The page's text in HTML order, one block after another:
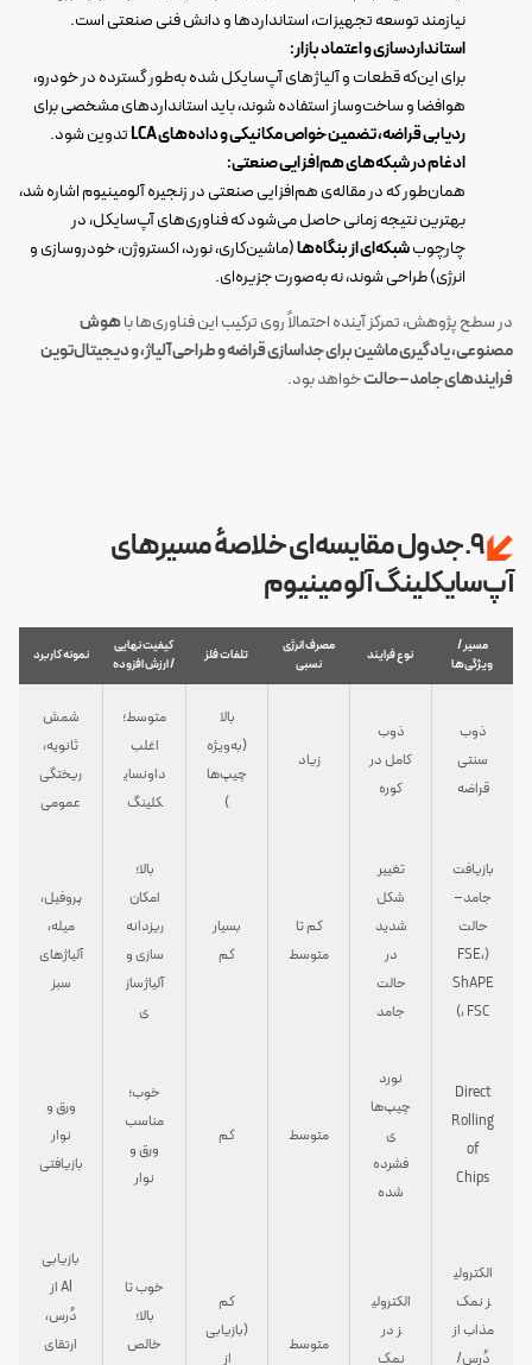
نیازمند توسعه تجهیزات، استانداردها و دانش فنی صنعتی است.
استانداردسازی و اعتماد بازار:
برای این‌که قطعات و آلیاژهای آپ‌سایکل شده به‌طور گسترده در خودرو،
هوافضا و ساخت‌وساز استفاده شوند، باید استانداردهای مشخصی برای
ردیابی قراضه، تضمین خواص مکانیکی و داده‌های LCA
تدوین شود.
ادغام در شبکه‌های هم‌افزایی صنعتی:
همان‌طور که در مقاله‌ی هم‌افزایی صنعتی در زنجیره آلومینیوم اشاره شد،
بهترین نتیجه زمانی حاصل می‌شود که فناوری‌های آپ‌سایکل، در
چارچوبشبکه‌ای از بنگاه‌ها(ماشین‌کاری، نورد، اکستروژن، خودروسازی و
انرژی) طراحی شوند، نه به‌صورت جزیره‌ای.
در سطح پژوهش، تمرکز آینده احتمالاً روی ترکیب این فناوری‌ها باهوش
مصنوعی، یادگیری ماشین برای جداسازی قراضه و طراحی آلیاژ، و دیجیتال‌توین
فرایندهای جامد–حالتخواهد بود.
9.جدول مقایسه‌ای خلاصهٔ مسیرهای
آپ‌سایکلینگ آلومینیوم
مسیر /
ویژگی‌ها
نوع فرایند
مصرف انرژی
نسبی
تلفات فلز
کیفیت نهایی
/ ارزش افزوده
نمونه کاربرد
ذوب
سنتی
قراضه
ذوب
کامل در
کوره
زیاد
بالا
(به‌ویژه
چیپ‌ها
)
متوسط؛
اغلب
داونسای
کلینگ
شمش
ثانویه،
ریختگی
عمومی
بازیافت
جامد–
حالت
(FSE،
ShAPE
، FSC)
تغییر
شکل
شدید
در
حالت
جامد
کم تا
متوسط
بسیار
کم
بالا؛
امکان
ریزدانه‌
سازی و
آلیاژساز
ی
پروفیل،
میله،
آلیاژهای
سبز
Direct
Rolling
of
Chips
نورد
چیپ‌ها
ی
فشرده
شده
متوسط کم
خوب؛
مناسب
ورق و
نوار
ورق و
نوار
بازیافتی
الکترولی
ز نمک
مذاب از
دُرس/
الکترولی
ز در
نمک
متوسط
کم
(بازیابی
از
خوب تا
بالا؛
خالص‌
بازیابی
Al از
دُرس،
ارتقای